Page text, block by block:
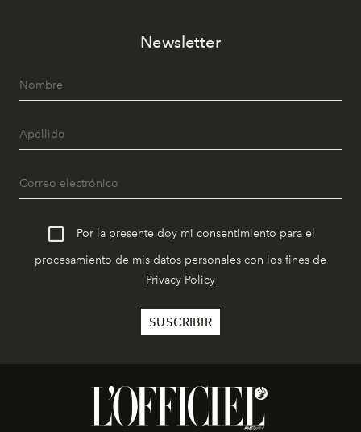
Newsletter
Por la presente doy mi consentimiento para el
procesamiento de mis datos personales con los fines de
Privacy Policy